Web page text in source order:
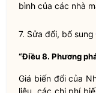
bình của các nhà
7. Sửa đổi, bổ sung
“Điều 8. Phương
Giá biến đổi của
liệu, các chi phí